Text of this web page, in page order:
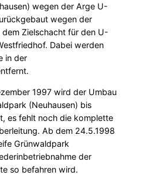
wegen der Arge U-
wegen der
dem Zielschacht für den U-
Dabei werden
in der
1997 wird der Umbau
(Neuhausen) bis
es fehlt noch die komplette
Ab dem 24.5.1998
Grünwaldpark
der
so befahren wird.